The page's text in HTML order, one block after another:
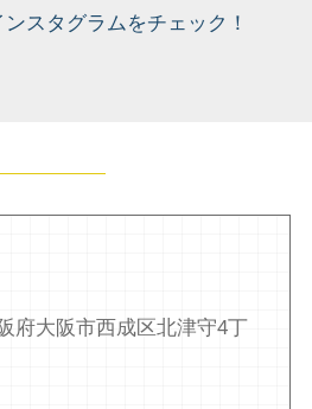
スタグラムをチェック！
大阪市西成区北津守4丁